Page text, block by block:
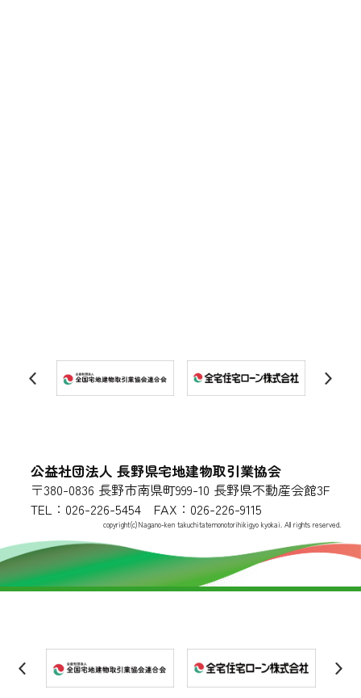
公益社団法人 長野県宅地建物取引業協会
〒380-0836 長野市南県町999-10 長野県不動産会館3F
TEL：026-226-5454 FAX：026-226-9115
copyright(c)Nagano-ken takuchitatemonotorihikigyo kyokai. All rights reserved.